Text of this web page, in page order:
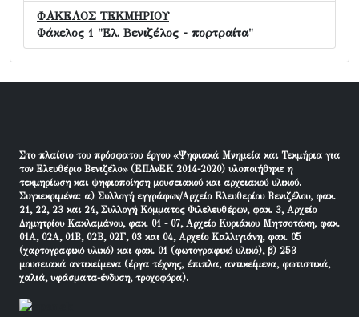
ΦΑΚΕΛΟΣ ΤΕΚΜΗΡΙΟΥ
Φάκελος 1 "Ελ. Βενιζέλος - πορτραίτα"
Στο πλαίσιο του πρόσφατου έργου «Ψηφιακά Μνημεία και Τεκμήρια για
τον Ελευθέριο Βενιζέλο» (ΕΠΑνΕΚ 2014-2020) υλοποιήθηκε η
τεκμηρίωση και ψηφιοποίηση μουσειακού και αρχειακού υλικού.
Συγκεκριμένα: α) Συλλογή εγγράφων/Αρχείο Ελευθερίου Βενιζέλου, φακ.
21, 22, 23 και 24, Συλλογή Κόμματος Φιλελευθέρων, φακ. 3, Αρχείο
Δημητρίου Κακλαμάνου, φακ. 01 - 07, Αρχείο Κυριάκου Μητσοτάκη, φακ.
01Α, 02Α, 01Β, 02Β, 02Γ, 03 και 04, Αρχείο Καλλιγιάνη, φακ. 05
(χαρτογραφικό υλικό) και φακ. 01 (φωτογραφικό υλικό), β) 253
μουσειακά αντικείμενα (έργα τέχνης, έπιπλα, αντικείμενα, φωτιστικά,
χαλιά, υφάσματα-ένδυση, τροχοφόρα).